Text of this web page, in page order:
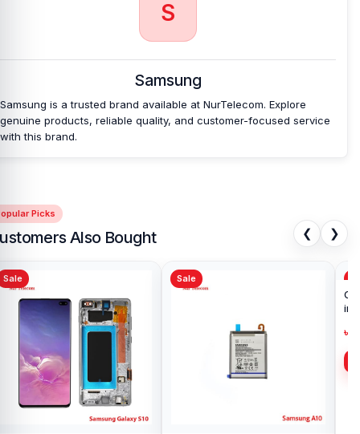
S
Samsung
Samsung is a trusted brand available at NurTelecom. Explore
genuine products, reliable quality, and customer-focused service
with this brand.
Picks
Also Bought ❮ ❯
Sale Sale